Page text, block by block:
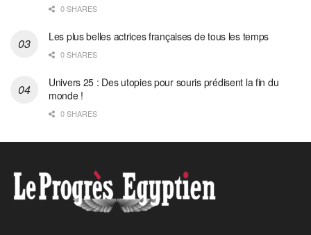
0 SHARES
Les plus belles actrices françaises de tous les temps
0 SHARES
Univers 25 : Des utopies pour souris prédisent la fin du
monde !
0 SHARES